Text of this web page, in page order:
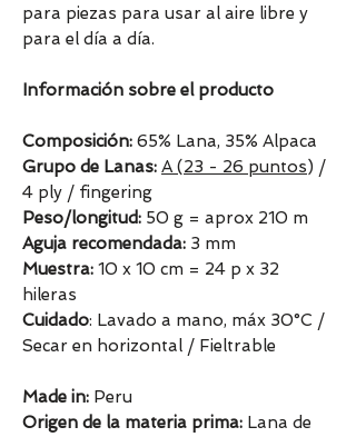
para piezas para usar al aire libre y
para el día a día.
Información sobre el producto
Composición: 65% Lana, 35% Alpaca
Grupo de Lanas: A (23 - 26 puntos) /
4 ply / fingering
Peso/longitud: 50 g = aprox 210 m
Aguja recomendada: 3 mm
Muestra: 10 x 10 cm = 24 p x 32
hileras
Cuidado: Lavado a mano, máx 30°C /
Secar en horizontal / Fieltrable
Made in: Peru
Origen de la materia prima: Lana de